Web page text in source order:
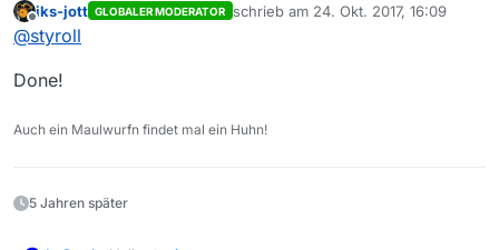
Offline
iks-jott GLOBALER MODERATOR schrieb am 24. Okt. 2017, 16:09
zuletzt editiert von
@styroll
Done!
Auch ein Maulwurfn findet mal ein Huhn!
5 Jahren später